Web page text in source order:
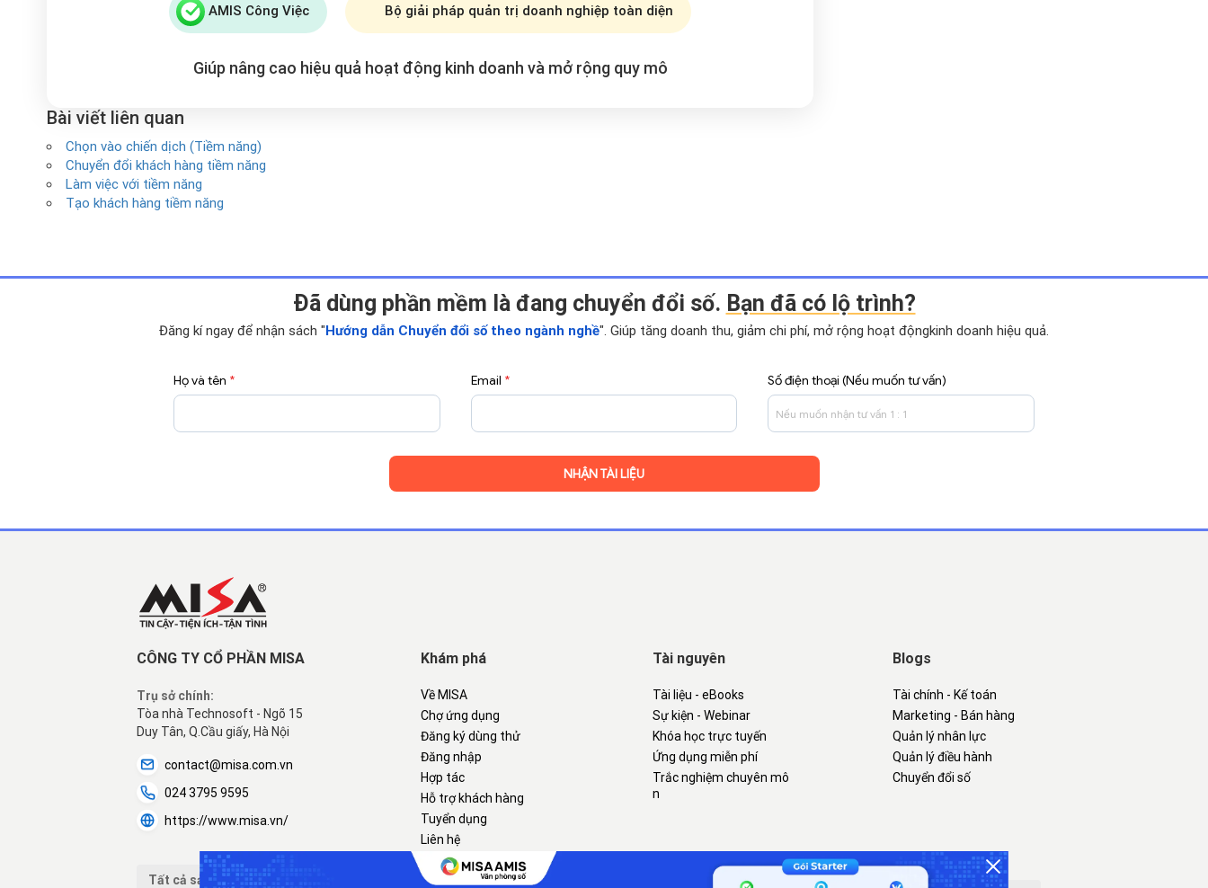
AMIS Công Việc Bộ giải pháp quản trị doanh nghiệp toàn diện
Giúp nâng cao hiệu quả hoạt động kinh doanh và mở rộng quy mô
Bài viết liên quan
Chọn vào chiến dịch (Tiềm năng)
Chuyển đổi khách hàng tiềm năng
Làm việc với tiềm năng
Tạo khách hàng tiềm năng
Ðã dùng phần mềm là đang chuyển đổi số. Bạn đã có lộ trình?
Đăng kí ngay để nhận sách "Hướng dẫn Chuyển đổi số theo ngành nghề". Giúp tăng doanh thu, giảm chi phí, mở rộng hoạt độngkinh doanh hiệu quả.
Họ và tên * Email * Số điện thoại (Nếu muốn tư vấn)
CÔNG TY CỔ PHẦN MISA
Trụ sở chính:
Tòa nhà Technosoft - Ngõ 15
Duy Tân, Q.Cầu giấy, Hà Nội
contact@misa.com.vn
024 3795 9595
https://www.misa.vn/
Tất cả sản phẩm MISA
Khám phá
Về MISA
Chợ ứng dụng
Đăng ký dùng thử
Đăng nhập
Hợp tác
Hỗ trợ khách hàng
Tuyển dụng
Liên hệ
Tài nguyên
Tài liệu - eBooks
Sự kiện - Webinar
Khóa học trực tuyến
Ứng dụng miễn phí
Trắc nghiệm chuyên mô
n
Blogs
Tài chính - Kế toán
Marketing - Bán hàng
Quản lý nhân lực
Quản lý điều hành
Chuyển đổi số